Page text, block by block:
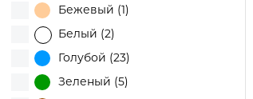
L (3)
XL (1)
30W 30L (2)
W30 L30 (1)
Бежевый (1)
Белый (2)
Голубой (23)
Зеленый (5)